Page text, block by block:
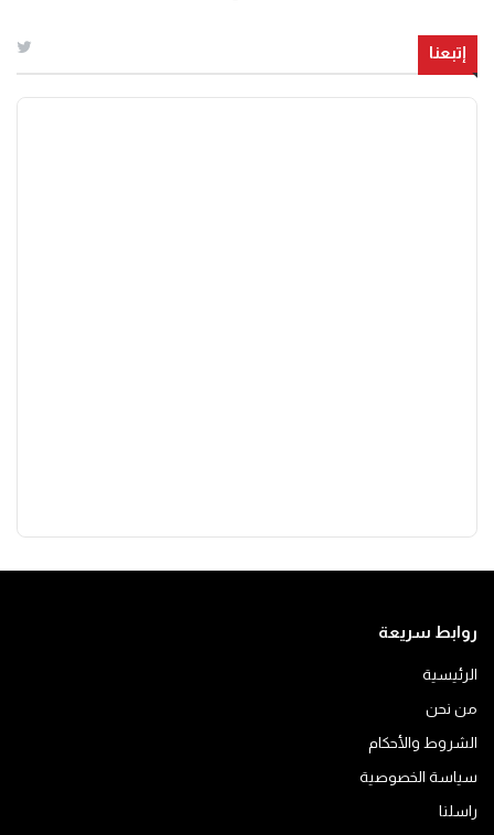
إتبعنا
روابط سريعة
الرئيسية
من نحن
الشروط والأحكام
سياسة الخصوصية
راسلنا